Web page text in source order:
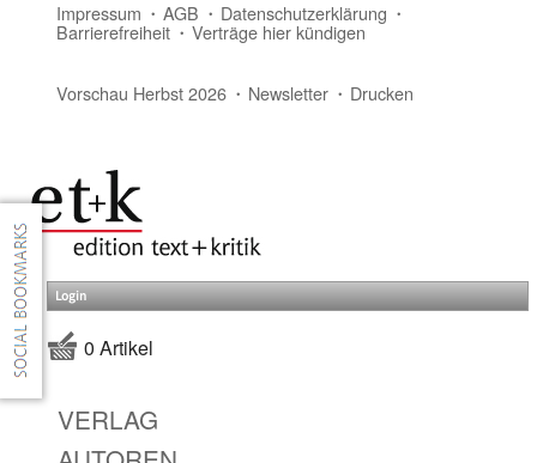
Impressum AGB Datenschutzerklärung
Barrierefreiheit Verträge hier kündigen
Vorschau Herbst 2026 Newsletter Drucken
Login
0 Artikel
VERLAG